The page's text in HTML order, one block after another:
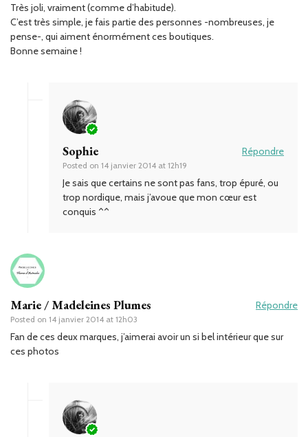
Très joli, vraiment (comme d’habitude).
C’est très simple, je fais partie des personnes -nombreuses, je
pense-, qui aiment énormément ces boutiques.
Bonne semaine !
Sophie
Posted on 14 janvier 2014 at 12h19
Répondre
Je sais que certains ne sont pas fans, trop épuré, ou
trop nordique, mais j’avoue que mon cœur est
conquis ^^
Marie / Madeleines Plumes
Posted on 14 janvier 2014 at 12h03
Répondre
Fan de ces deux marques, j’aimerai avoir un si bel intérieur que sur
ces photos